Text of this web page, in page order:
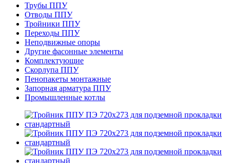
Трубы ППУ
Отводы ППУ
Тройники ППУ
Переходы ППУ
Неподвижные опоры
Другие фасонные элементы
Комплектующие
Скорлупа ППУ
Пенопакеты монтажные
Запорная арматура ППУ
Промышленные котлы